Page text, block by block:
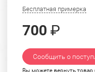
Бесплатная примерка
700 ₽
Сообщить о
Вы можете вернуть